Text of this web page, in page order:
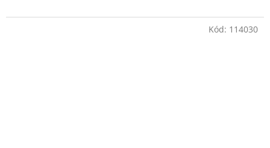
Kód: 114030